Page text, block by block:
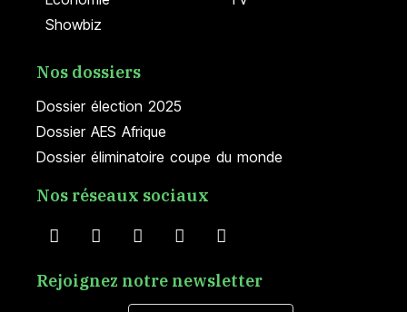
Showbiz
Dossier élection 2025
Dossier AES Afrique
Dossier éliminatoire coupe du monde
Nos dossiers
Nos réseaux sociaux
Rejoignez notre newsletter